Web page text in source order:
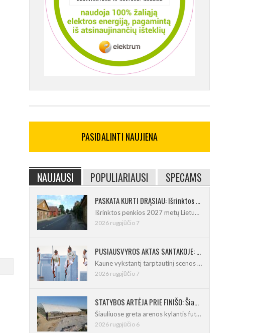
PASIDALINTI NAUJIENA
NAUJAUSI POPULIARIAUSI SPECAMS
PASKATA KURTI DRĄSIAU: Išrinktos 2027-ųjų Lietuvos mažosios kultūros sostinės
Išrinktos penkios 2027 metų Lietuvos
2026 rugpjūčio 7
PUSIAUSVYROS AKTAS SANTAKOJE: „ConTempo 2026“ uždarys sudėtingas pasirodymas 8 m aukštyje
Kaune vykstantį tarptautinį scenos menų
2026 rugpjūčio 7
STATYBOS ARTĖJA PRIE FINIŠO: Šiaulių futbolo ir regbio maniežas įgavo kontūrus
Šiauliuose greta arenos kylantis futbolo
2026 rugpjūčio 6